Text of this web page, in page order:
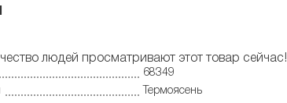
людей просматривают этот товар сейчас!
68349
Термоясень